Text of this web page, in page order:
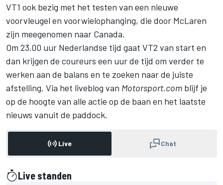
VT1 ook bezig met het testen van een nieuwe
voorvleugel en voorwielophanging, die door McLaren
zijn meegenomen naar Canada.
Om 23.00 uur Nederlandse tijd gaat VT2 van start en
dan krijgen de coureurs een uur de tijd om verder te
werken aan de balans en te zoeken naar de juiste
afstelling. Via het liveblog van Motorsport.com blijf je
op de hoogte van alle actie op de baan en het laatste
nieuws vanuit de paddock.
Live Chat
Live standen